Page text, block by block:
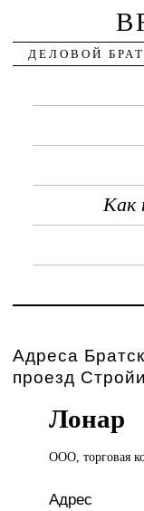
ДЕЛОВОЙ
Как
Адреса
проезд
Лонар
ООО, торговая
Адрес